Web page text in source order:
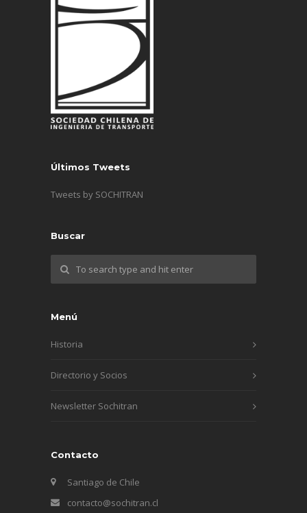
Últimos Tweets
Tweets by SOCHITRAN
Buscar
Menú
Historia
Directorio y Socios
Newsletter Sochitran
Contacto
Santiago de Chile
contacto@sochitran.cl